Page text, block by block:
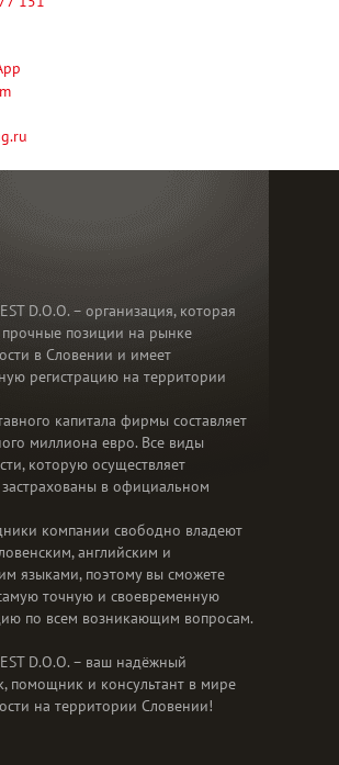
D.O.O. – организация, которая
прочные позиции на рынке
в Словении и имеет
регистрацию на территории
капитала фирмы составляет
миллиона евро. Все виды
которую осуществляет
в официальном
компании свободно владеют
английским и
языками, поэтому вы сможете
точную и своевременную
по всем возникающим вопросам.
D.O.O. – ваш надёжный
помощник и консультант в мире
на территории Словении!